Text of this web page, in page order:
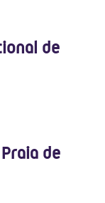
de
de